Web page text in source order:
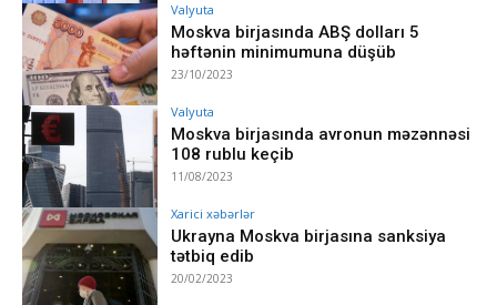
Valyuta
Moskva birjasında ABŞ dolları 5
həftənin minimumuna düşüb
23/10/2023
Valyuta
Moskva birjasında avronun məzənnəsi
108 rublu keçib
11/08/2023
Xarici xəbərlər
Ukrayna Moskva birjasına sanksiya
tətbiq edib
20/02/2023